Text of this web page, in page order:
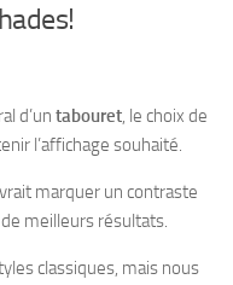
d’un tabouret, le choix de
l’affichage souhaité.
marquer un contraste
meilleurs résultats.
classiques, mais nous